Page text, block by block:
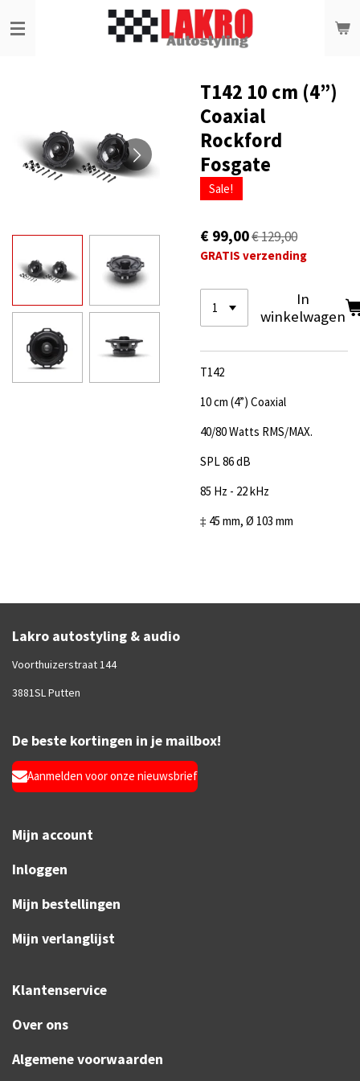
direct
T142 10 cm (4”)
Coaxial
Rockford
Fosgate
Sale!
€ 99,00€ 129,00
GRATIS verzending
In
winkelwagen
T142
10 cm (4”) Coaxial
40/80 Watts RMS/MAX.
SPL 86 dB
85 Hz - 22 kHz
‡ 45 mm, Ø 103 mm
Lakro autostyling & audio
Voorthuizerstraat 144
3881SL Putten
De beste kortingen in je mailbox!
Aanmelden voor onze nieuwsbrief
Mijn account
Inloggen
Mijn bestellingen
Mijn verlanglijst
Klantenservice
Over ons
Algemene voorwaarden